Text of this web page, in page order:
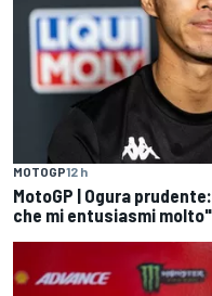
MOTOGP12 h
MotoGP | Ogura
che mi entusiasmi molto"